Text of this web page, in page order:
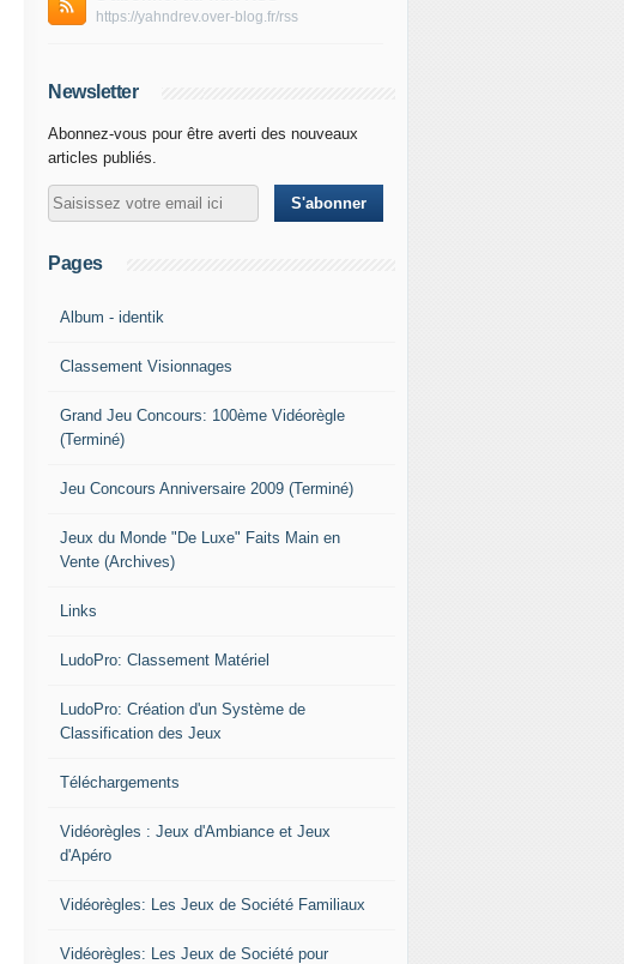
https://yahndrev.over-blog.fr/rss
Newsletter
Abonnez-vous pour être averti des nouveaux
articles publiés.
Pages
Album - identik
Classement Visionnages
Grand Jeu Concours: 100ème Vidéorègle
(Terminé)
Jeu Concours Anniversaire 2009 (Terminé)
Jeux du Monde "De Luxe" Faits Main en
Vente (Archives)
Links
LudoPro: Classement Matériel
LudoPro: Création d'un Système de
Classification des Jeux
Téléchargements
Vidéorègles : Jeux d'Ambiance et Jeux
d'Apéro
Vidéorègles: Les Jeux de Société Familiaux
Vidéorègles: Les Jeux de Société pour